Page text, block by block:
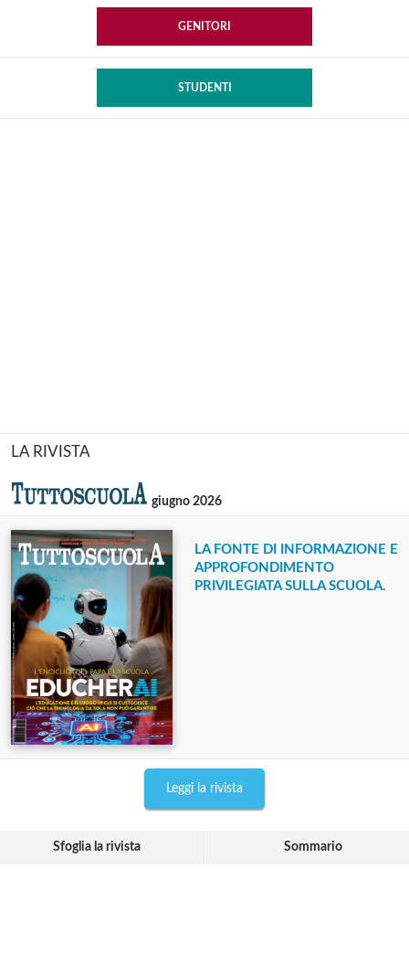
GENITORI
STUDENTI
LA RIVISTA
giugno 2026
LA FONTE DI INFORMAZIONE E
APPROFONDIMENTO
PRIVILEGIATA SULLA SCUOLA.
Leggi la rivista
Sfoglia la rivista Sommario